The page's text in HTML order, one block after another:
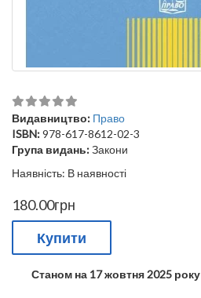
Видавництво: Право
ISBN:978-617-8612-02-3
Група видань:Закони
Наявність: В наявності
180.00грн
Купити
Станом на 17 жовтня 2025 року